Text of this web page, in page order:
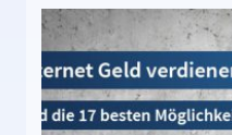
besten Möglichkeiten